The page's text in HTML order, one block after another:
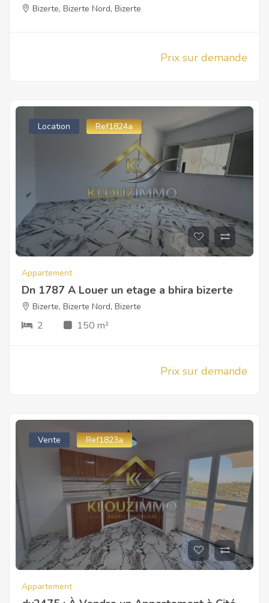
Bizerte, Bizerte Nord, Bizerte
Prix sur demande
Location Ref1824a
Appartement
Dn 1787 A Louer un etage a bhira bizerte
Bizerte, Bizerte Nord, Bizerte
2 150 m²
Prix sur demande
Vente Ref1823a
Appartement